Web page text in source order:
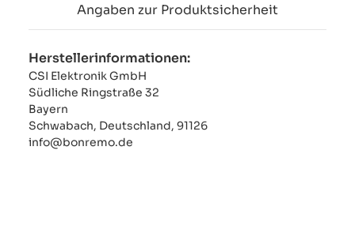
Angaben zur Produktsicherheit
Herstellerinformationen:
CSI Elektronik GmbH
Südliche Ringstraße 32
Bayern
Schwabach, Deutschland, 91126
info@bonremo.de